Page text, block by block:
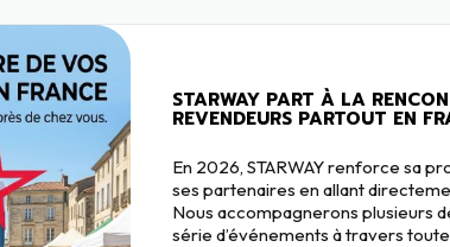
STARWAY PART À LA
REVENDEURS PARTOUT EN
En 2026, STARWAY renforce sa
ses partenaires en allant
Nous accompagnerons plusieurs
série d’événements à travers